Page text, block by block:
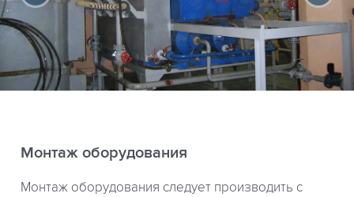
Монтаж оборудования
Монтаж оборудования следует производить с